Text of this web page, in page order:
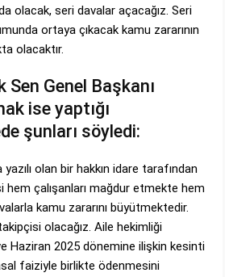
olacak, seri davalar açacağız. Seri
ortaya çıkacak kamu zararının
olacaktır.
Sen Genel Başkanı
ise yaptığı
şunları söyledi:
olan bir hakkın idare tarafından
çalışanları mağdur etmekte hem
kamu zararını büyütmektedir.
olacağız. Aile hekimliği
ve Haziran 2025 dönemine ilişkin kesinti
faiziyle birlikte ödenmesini